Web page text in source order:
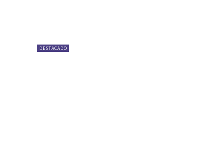
DESTACADO